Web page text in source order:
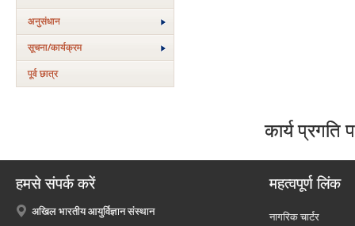
अनुसंधान
सूचना/कार्यक्रम
पूर्व छात्र
कार्य प्रगति
हमसे संपर्क करें
अखिल भारतीय आयुर्विज्ञान संस्थान
महत्वपूर्ण लिंक
नागरिक चार्टर